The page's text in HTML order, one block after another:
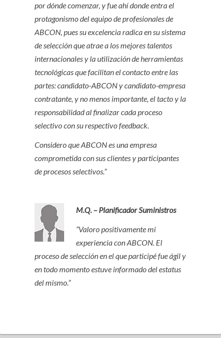
por dónde comenzar, y fue ahí donde entra el
protagonismo del equipo de profesionales de
ABCON, pues su excelencia radica en su sistema
de selección que atrae a los mejores talentos
internacionales y la utilización de herramientas
tecnológicas que facilitan el contacto entre las
partes: candidato-ABCON y candidato-empresa
contratante, y no menos importante, el tacto y la
responsabilidad al finalizar cada proceso
selectivo con su respectivo feedback.
Considero que ABCON es una empresa
comprometida con sus clientes y participantes
de procesos selectivos.”
M.Q. – Planificador Suministros
“Valoro positivamente mi
experiencia con ABCON. El
proceso de selección en el que participé fue ágil y
en todo momento estuve informado del estatus
del mismo.”